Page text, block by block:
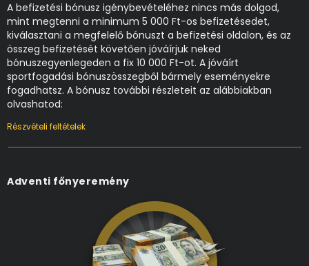
A befizetési bónusz igénybevételéhez nincs más dolgod,
mint megtenni a minimum 5 000 Ft-os befizetésedet,
kiválasztani a megfelelő bónuszt a befizetési oldalon, és az
összeg befizetését követően jóváírjuk neked
bónuszegyenlegeden a fix 10 000 Ft-ot. A jóváírt
sportfogadási bónuszösszegből bármely eseményekre
fogadhatsz. A bónusz további részleteit az alábbiakban
olvashatod:
Részvételi feltételek
Adventi főnyeremény